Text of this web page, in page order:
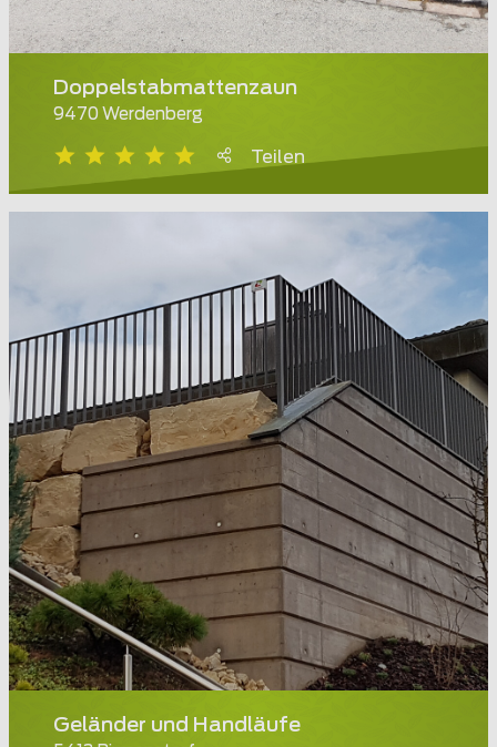
Doppelstabmattenzaun
9470 Werdenberg
Teilen
Geländer und Handläufe